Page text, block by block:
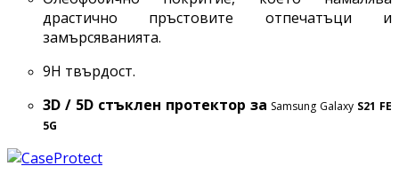
драстично пръстовите отпечатъци и
замърсяванията.
9H твърдост.
3D / 5D стъклен протектор за Samsung Galaxy S21 FE
5G